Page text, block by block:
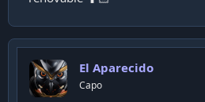
El Aparecido
Capo